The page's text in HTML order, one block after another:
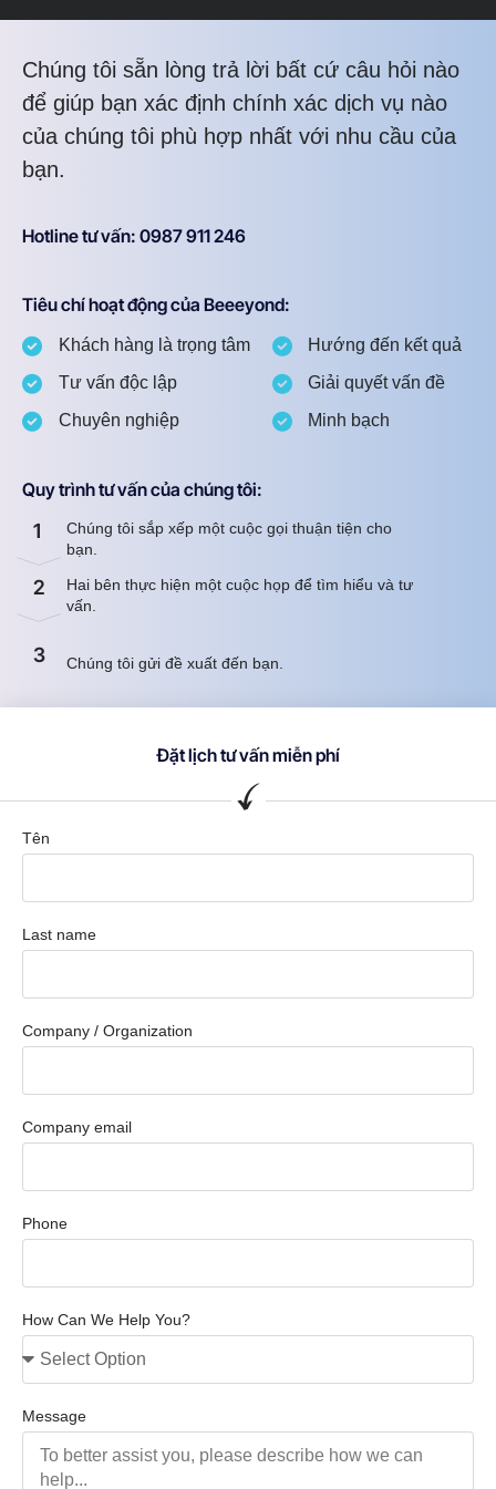
Chúng tôi sẵn lòng trả lời bất cứ câu hỏi nào
để giúp bạn xác định chính xác dịch vụ nào
của chúng tôi phù hợp nhất với nhu cầu của
bạn.
Hotline tư vấn: 0987 911 246
Tiêu chí hoạt động của Beeeyond:
Khách hàng là trọng tâm
Tư vấn độc lập
Chuyên nghiệp
Hướng đến kết quả
Giải quyết vấn đề
Minh bạch
Quy trình tư vấn của chúng tôi:
1
Chúng tôi sắp xếp một cuộc gọi thuận tiện cho
bạn.
2
Hai bên thực hiện một cuộc họp để tìm hiểu và tư
vấn.
3 Chúng tôi gửi đề xuất đến bạn.
Đặt lịch tư vấn miễn phí
Tên
Last name
Company / Organization
Company email
Phone
How Can We Help You?
Message